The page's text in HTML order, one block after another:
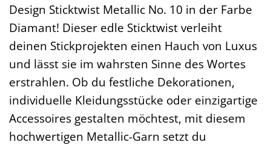
Design Sticktwist Metallic No. 10 in der Farbe
Diamant! Dieser edle Sticktwist verleiht
deinen Stickprojekten einen Hauch von Luxus
und lässt sie im wahrsten Sinne des Wortes
erstrahlen. Ob du festliche Dekorationen,
individuelle Kleidungsstücke oder einzigartige
Accessoires gestalten möchtest, mit diesem
hochwertigen Metallic-Garn setzt du